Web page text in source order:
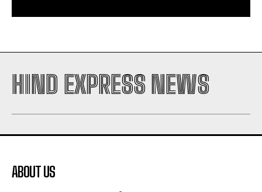
HIND EXPRESS NEWS
ABOUT US